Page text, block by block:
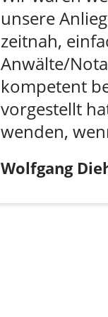
unsere
zeitnah,
Anwälte/
kompetent
vorgestellt
wenden,
Wolfgang